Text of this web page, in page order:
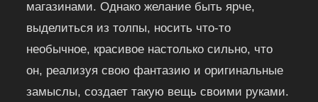
магазинами. Однако желание быть ярче,
выделиться из толпы, носить что-то
необычное, красивое настолько сильно, что
он, реализуя свою фантазию и оригинальные
замыслы, создает такую вещь своими руками.